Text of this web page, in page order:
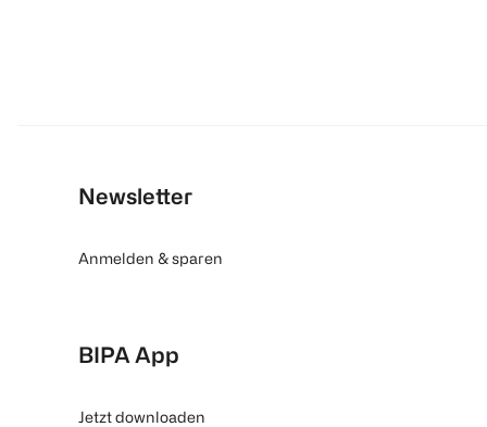
Newsletter
Anmelden & sparen
BIPA App
Jetzt downloaden